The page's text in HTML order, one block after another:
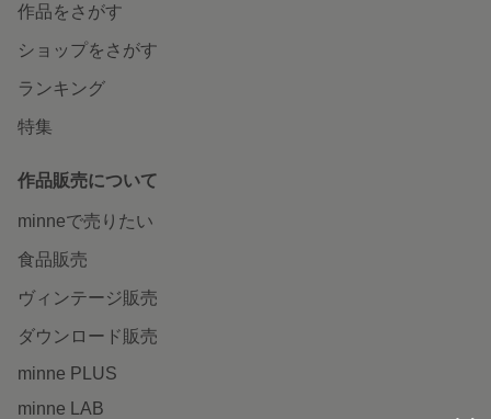
作品をさがす
ショップをさがす
ランキング
特集
作品販売について
minneで売りたい
食品販売
ヴィンテージ販売
ダウンロード販売
minne PLUS
minne LAB